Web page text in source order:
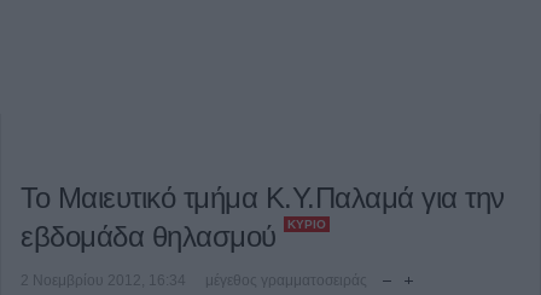
Το Μαιευτικό τμήμα Κ.Υ.Παλαμά για την
εβδομάδα θηλασμού
ΚΎΡΙΟ
2 Νοεμβρίου 2012, 16:34
μέγεθος γραμματοσειράς